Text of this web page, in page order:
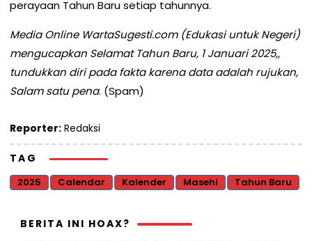
perayaan Tahun Baru setiap tahunnya.
Media Online WartaSugesti.com (Edukasi untuk Negeri)
mengucapkan Selamat Tahun Baru, 1 Januari 2025,,
tundukkan diri pada fakta karena data adalah rujukan,
Salam satu pena. (Spam)
Reporter: Redaksi
TAG
2025 Calendar Kalender Masehi Tahun Baru
BERITA INI HOAX?